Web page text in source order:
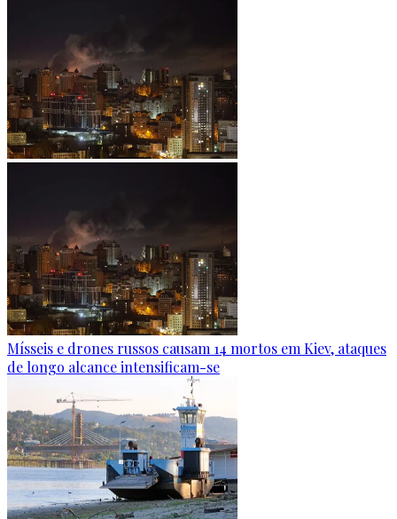
Mísseis e drones russos causam 14 mortos em Kiev, ataques
de longo alcance intensificam-se